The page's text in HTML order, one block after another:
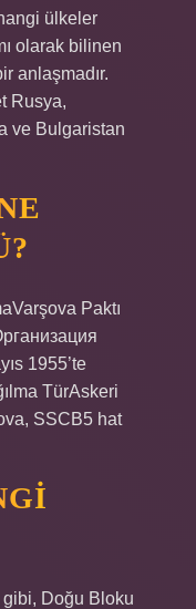
ülkeler
olarak bilinen
anlaşmadır.
Rusya,
ve Bulgaristan
Paktı
1955’te
TürAskeri
SSCB5 hat
Doğu Bloku